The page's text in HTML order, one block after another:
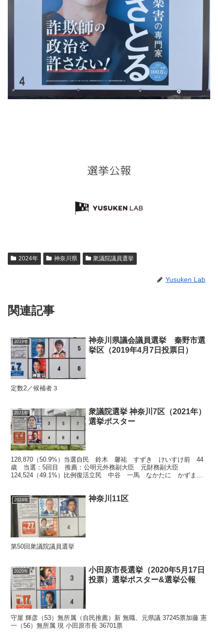
2024年 神奈川県 衆議院議員選挙
Yusuken Lab
関連記事
2019年
神奈川県議会議員選挙 秦野市選
挙区（2019年4月7日投票日）
定数2／候補者３
2021年
衆議院選挙 神奈川7区（2021年）
選挙ポスター
128,870（50.9%）当選自民 鈴木 馨祐 すずき けいすけ前 44
歳 当選：5回目 推薦：公明元外務副大臣 元財務副大臣
124,524（49.1%）比例復活立民 中谷 一馬 なかたに かずま
2024年 神奈川11区
第50回衆議院議員選挙
2020年
小田原市長選挙（2020年5月17日
投票）選挙ポスター&選挙公報
守屋 輝彦（53）無所属（自民推薦）新 無職、元県議 37245票加藤 憲
一（56）無所属 現 小田原市長 36701票